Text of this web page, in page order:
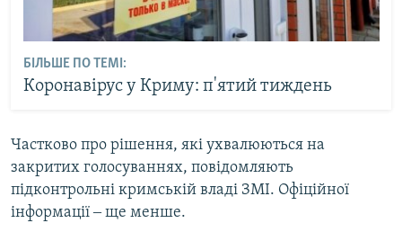
БІЛЬШЕ ПО ТЕМІ:
Коронавірус у Криму: п'ятий тиждень
Частково про рішення, які ухвалюються на
закритих голосуваннях, повідомляють
підконтрольні кримській владі ЗМІ. Офіційної
інформації ‒ ще менше.